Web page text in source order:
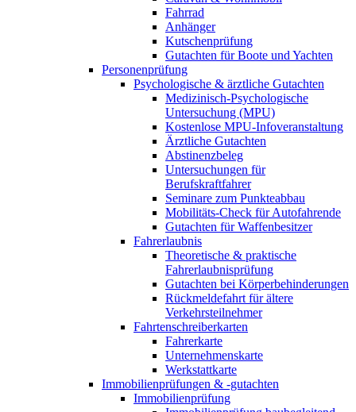
Fahrrad
Anhänger
Kutschenprüfung
Gutachten für Boote und Yachten
Personenprüfung
Psychologische & ärztliche Gutachten
Medizinisch-Psychologische
Untersuchung (MPU)
Kostenlose MPU-Infoveranstaltung
Ärztliche Gutachten
Abstinenzbeleg
Untersuchungen für
Berufskraftfahrer
Seminare zum Punkteabbau
Mobilitäts-Check für Autofahrende
Gutachten für Waffenbesitzer
Fahrerlaubnis
Theoretische & praktische
Fahrerlaubnisprüfung
Gutachten bei Körperbehinderungen
Rückmeldefahrt für ältere
Verkehrsteilnehmer
Fahrtenschreiberkarten
Fahrerkarte
Unternehmenskarte
Werkstattkarte
Immobilienprüfungen & -gutachten
Immobilienprüfung